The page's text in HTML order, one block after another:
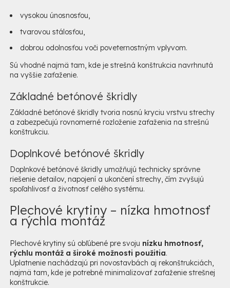
vysokou únosnosťou,
tvarovou stálosťou,
dobrou odolnosťou voči poveternostným vplyvom.
Sú vhodné najmä tam, kde je strešná konštrukcia navrhnutá
na vyššie zaťaženie.
Základné betónové škridly
Základné betónové škridly tvoria nosnú kryciu vrstvu strechy
a zabezpečujú rovnomerné rozloženie zaťaženia na strešnú
konštrukciu.
Doplnkové betónové škridly
Doplnkové betónové škridly umožňujú technicky správne
riešenie detailov, napojení a ukončení strechy, čím zvyšujú
spoľahlivosť a životnosť celého systému.
Plechové krytiny – nízka hmotnosť
a rýchla montáž
Plechové krytiny sú obľúbené pre svoju nízku hmotnosť,
rýchlu montáž a široké možnosti použitia.
Uplatnenie nachádzajú pri novostavbách aj rekonštrukciách,
najmä tam, kde je potrebné minimalizovať zaťaženie strešnej
konštrukcie.